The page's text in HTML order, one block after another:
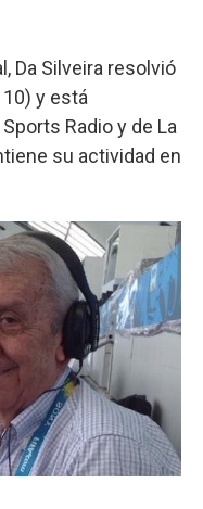
Da Silveira resolvió
y está
Radio y de La
su actividad en